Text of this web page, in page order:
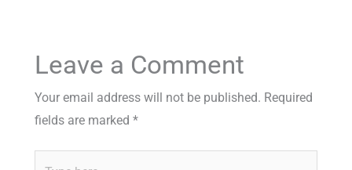
Leave a Comment
Your email address will not be published. Required
fields are marked*